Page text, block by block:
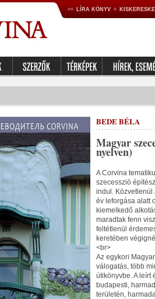
LÍRA KÖNYV
BEDE BÉLA
Magyar
nyelven)
A Corvina
szecesszió
indul. Közvetlenül
év leforgása alatt
kiemelkedő
maradtak fenn
feltétlenül
keretében
<br>
Az egykori
válogatás, több
útikönyvbe. A leírt
budapesti,
területén,